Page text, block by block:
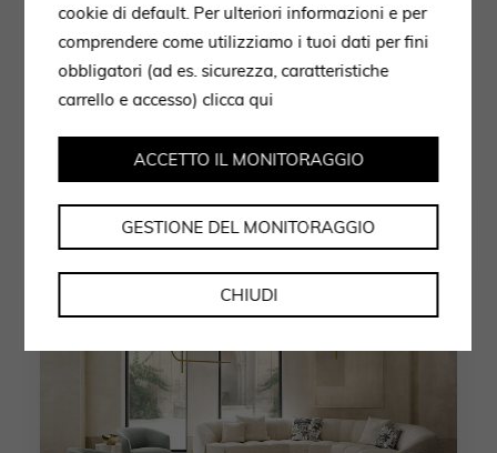
-living4
by shockwave
AMBIENTI
cookie di default. Per ulteriori informazioni e per
comprendere come utilizziamo i tuoi dati per fini
obbligatori (ad es. sicurezza, caratteristiche
carrello e accesso)clicca qui
CHIUDI
GESTIONE DEL MONITORAGGIO
ACCETTO IL MONITORAGGIO